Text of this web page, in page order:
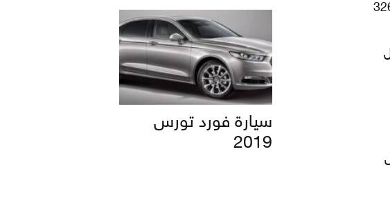
32670.84
سيارة فورد تورس
2019